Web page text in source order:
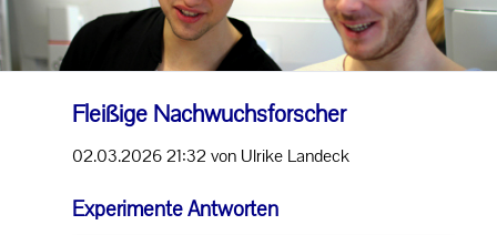
Fleißige Nachwuchsforscher
02.03.2026 21:32 von Ulrike Landeck
Experimente Antworten